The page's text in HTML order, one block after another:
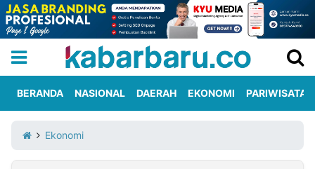
Iklan
Berita
Kami
BERANDA NASIONAL DAERAH EKONOMI PARIWISATA
Ekonomi